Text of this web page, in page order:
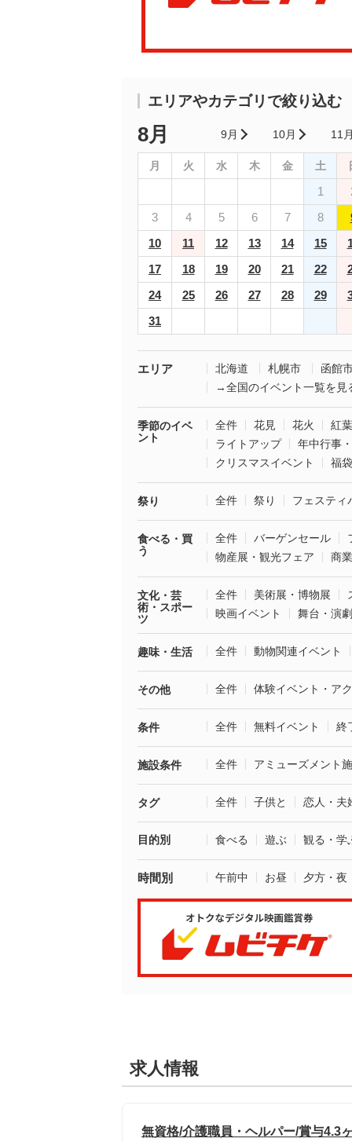
エリアやカテゴリで絞り込む
8月 9月 10月 11
月 火 水 木 金 土
1
3
4 5 6 7 8
10
11 12 13 14 15
17
18 19 20 21 22
24
25 26 27 28 29
31
エリア 北海道 札幌市
函館
→全国のイベント一覧を見
季節のイベ
ント
全件 花見 花火
紅葉
ライトアップ
年中行事
クリスマスイベント
福
祭り 全件 祭り フェスティ
食べる・買
う
全件 バーゲンセール
物産展・観光フェア
商
文化・芸
術・スポー
ツ
全件 美術展・博物展
映画イベント
舞台・演劇
趣味・生活 全件 動物関連イベント
その他 全件 体験イベント・ア
条件 全件 無料イベント 終
施設条件 全件 アミューズメント
タグ 全件 子供と 恋人・夫
目的別 食べる 遊ぶ 観る・学
時間別 午前中 お昼 夕方・夜
求人情報
無資格/介護職員・ヘルパー/賞与4.3